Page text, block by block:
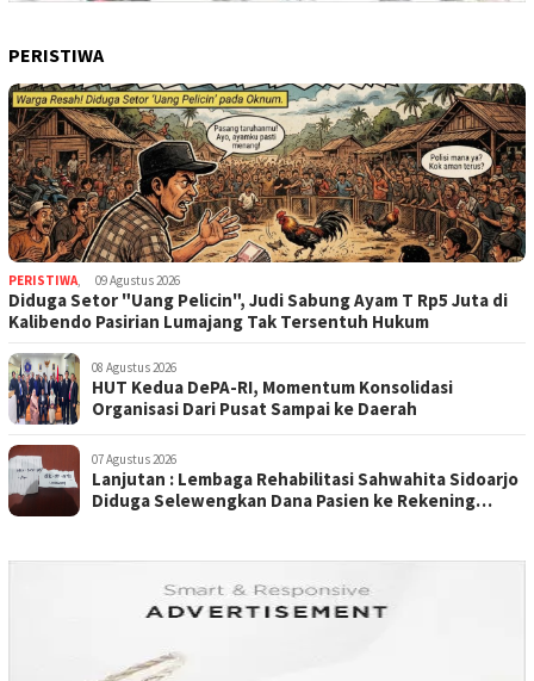
PERISTIWA
PERISTIWA, 09 Agustus 2026
Diduga Setor "Uang Pelicin", Judi Sabung Ayam T Rp5 Juta di
Kalibendo Pasirian Lumajang Tak Tersentuh Hukum
08 Agustus 2026
HUT Kedua DePA-RI, Momentum Konsolidasi
Organisasi Dari Pusat Sampai ke Daerah
07 Agustus 2026
Lanjutan : Lembaga Rehabilitasi Sahwahita Sidoarjo
Diduga Selewengkan Dana Pasien ke Rekening